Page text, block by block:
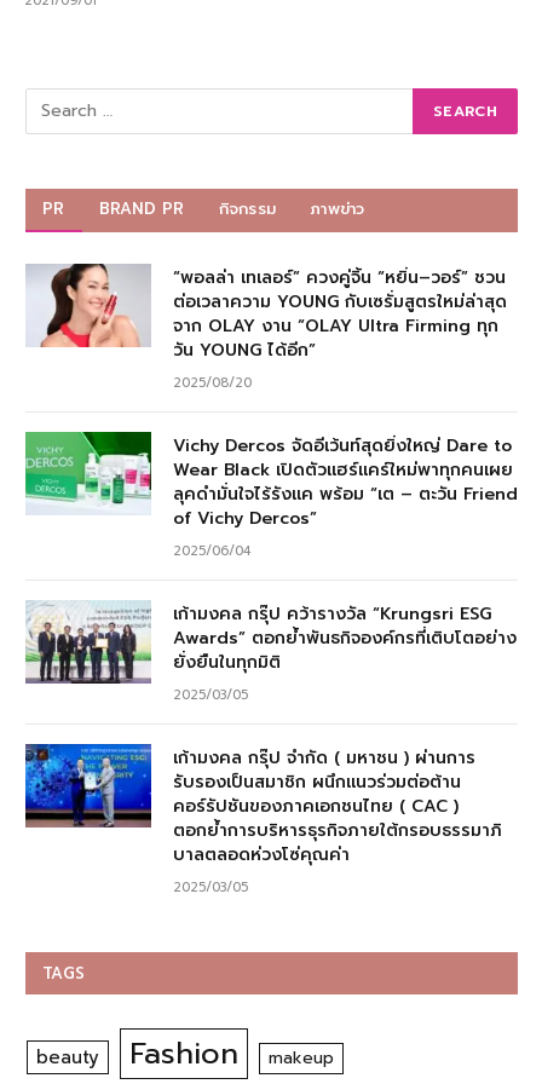
PR BRAND PR กิจกรรม ภาพข่าว
“พอลล่า เทเลอร์” ควงคู่จิ้น “หยิ่น–วอร์” ชวน
ต่อเวลาความ YOUNG กับเซรั่มสูตรใหม่ล่าสุด
จาก OLAY งาน “OLAY Ultra Firming ทุก
วัน YOUNG ได้อีก”
2025/08/20
Vichy Dercos จัดอีเว้นท์สุดยิ่งใหญ่ Dare to
Wear Black เปิดตัวแฮร์แคร์ใหม่พาทุกคนเผย
ลุคดำมั่นใจไร้รังแค พร้อม “เต – ตะวัน Friend
of Vichy Dercos”
2025/06/04
เก้ามงคล กรุ๊ป คว้ารางวัล “Krungsri ESG
Awards” ตอกย้ำพันธกิจองค์กรที่เติบโตอย่าง
ยั่งยืนในทุกมิติ
2025/03/05
เก้ามงคล กรุ๊ป จำกัด ( มหาชน ) ผ่านการ
รับรองเป็นสมาชิก ผนึกแนวร่วมต่อต้าน
คอร์รัปชันของภาคเอกชนไทย ( CAC )
ตอกย้ำการบริหารธุรกิจภายใต้กรอบธรรมาภิ
บาลตลอดห่วงโซ่คุณค่า
2025/03/05
TAGS
beauty Fashion makeup